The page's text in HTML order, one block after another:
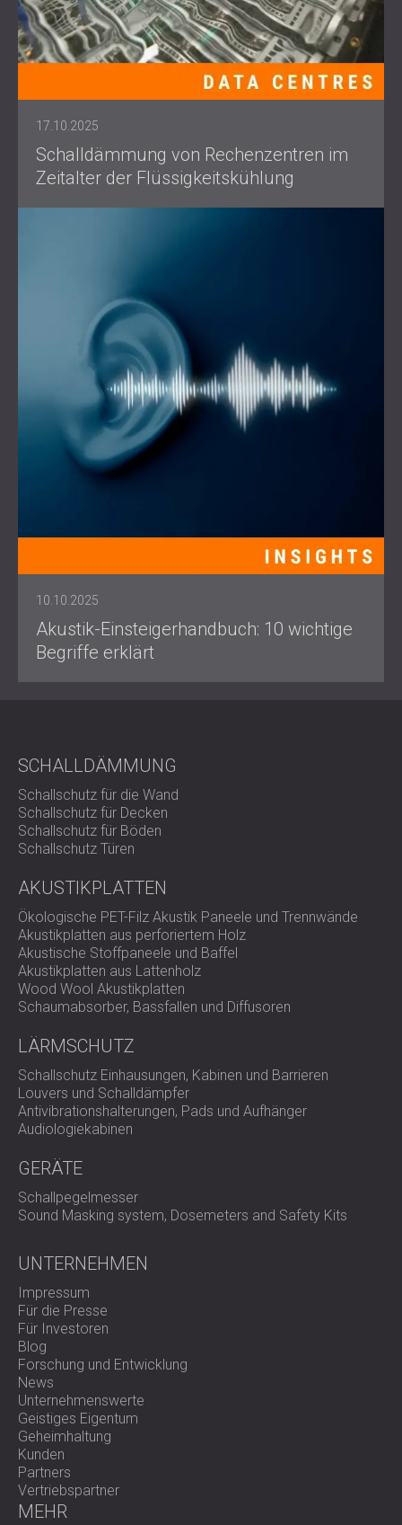
17.10.2025
Schalldämmung von Rechenzentren im
Zeitalter der Flüssigkeitskühlung
10.10.2025
Akustik-Einsteigerhandbuch: 10 wichtige
Begriffe erklärt
SCHALLDÄMMUNG
Schallschutz für die Wand
Schallschutz für Decken
Schallschutz für Böden
Schallschutz Türen
AKUSTIKPLATTEN
Ökologische PET-Filz Akustik Paneele und Trennwände
Akustikplatten aus perforiertem Holz
Akustische Stoffpaneele und Baffel
Akustikplatten aus Lattenholz
Wood Wool Akustikplatten
Schaumabsorber, Bassfallen und Diffusoren
LÄRMSCHUTZ
Schallschutz Einhausungen, Kabinen und Barrieren
Louvers und Schalldämpfer
Antivibrationshalterungen, Pads und Aufhänger
Audiologiekabinen
GERÄTE
Schallpegelmesser
Sound Masking system, Dosemeters and Safety Kits
UNTERNEHMEN
Impressum
Für die Presse
Für Investoren
Blog
Forschung und Entwicklung
News
Unternehmenswerte
Geistiges Eigentum
Geheimhaltung
Kunden
Partners
Vertriebspartner
MEHR